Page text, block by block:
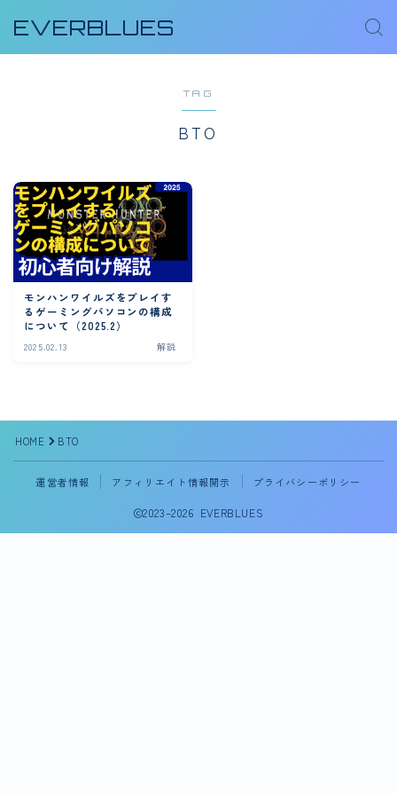
EVERBLUES
TAG
BTO
モンハンワイルズをプレイす
るゲーミングパソコンの構成
について（2025.2）
2025.02.13 解説
HOME BTO
運営者情報 アフィリエイト情報開示 プライバシーポリシー
2023–2026 EVERBLUES